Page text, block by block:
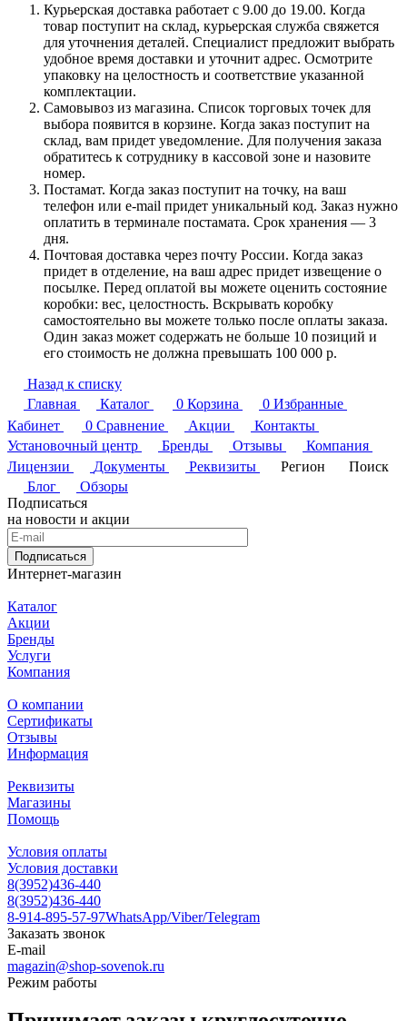
Курьерская доставка работает с 9.00 до 19.00. Когда
товар поступит на склад, курьерская служба свяжется
для уточнения деталей. Специалист предложит выбрать
удобное время доставки и уточнит адрес. Осмотрите
упаковку на целостность и соответствие указанной
комплектации.
Самовывоз из магазина. Список торговых точек для
выбора появится в корзине. Когда заказ поступит на
склад, вам придет уведомление. Для получения заказа
обратитесь к сотруднику в кассовой зоне и назовите
номер.
Постамат. Когда заказ поступит на точку, на ваш
телефон или e-mail придет уникальный код. Заказ нужно
оплатить в терминале постамата. Срок хранения — 3
дня.
Почтовая доставка через почту России. Когда заказ
придет в отделение, на ваш адрес придет извещение о
посылке. Перед оплатой вы можете оценить состояние
коробки: вес, целостность. Вскрывать коробку
самостоятельно вы можете только после оплаты заказа.
Один заказ может содержать не больше 10 позиций и
его стоимость не должна превышать 100 000 р.
Назад к списку
Главная
Каталог 0 Корзина 0 Избранные
Кабинет
0 Сравнение Акции
Контакты
Установочный центр
Бренды Отзывы
Компания
Лицензии
Документы Реквизиты Регион
Поиск
Блог
Обзоры
Подписаться
на новости и акции
Подписаться
Интернет-магазин
Каталог
Акции
Бренды
Услуги
Компания
О компании
Сертификаты
Отзывы
Информация
Реквизиты
Магазины
Помощь
Условия оплаты
Условия доставки
8(3952)436-440
8(3952)436-440
8-914-895-57-97WhatsApp/Viber/Telegram
Заказать звонок
E-mail
magazin@shop-sovenok.ru
Режим работы